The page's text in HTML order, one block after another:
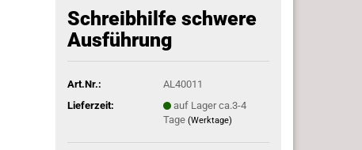
Schreibhilfe schwere
Ausführung
Art.Nr.:
AL40011
Lieferzeit:
auf Lager ca.3-4
Tage(Werktage)